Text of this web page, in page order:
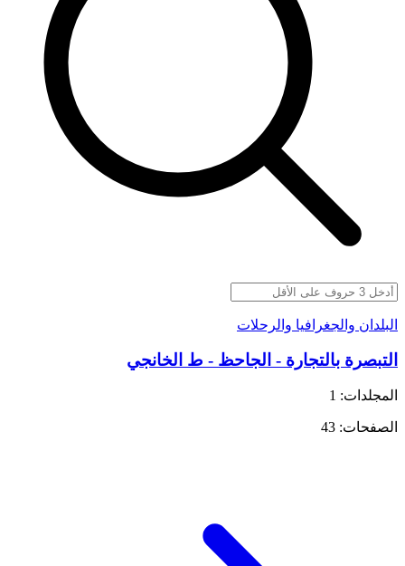
البلدان والجغرافيا والرحلات
التبصرة بالتجارة - الجاحظ - ط الخانجي
المجلدات: 1
الصفحات: 43